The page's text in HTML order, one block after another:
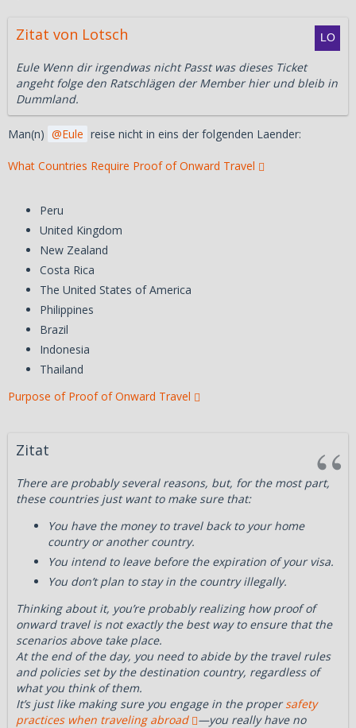
Zitat von Lotsch
Eule Wenn dir irgendwas nicht Passt was dieses Ticket
angeht folge den Ratschlägen der Member hier und bleib in
Dummland.
Man(n) Eule reise nicht in eins der folgenden Laender:
What Countries Require Proof of Onward Travel
Peru
United Kingdom
New Zealand
Costa Rica
The United States of America
Philippines
Brazil
Indonesia
Thailand
Purpose of Proof of Onward Travel
Zitat
There are probably several reasons, but, for the most part,
these countries just want to make sure that:
You have the money to travel back to your home
country or another country.
You intend to leave before the expiration of your visa.
You don’t plan to stay in the country illegally.
Thinking about it, you’re probably realizing how proof of
onward travel is not exactly the best way to ensure that the
scenarios above take place.
At the end of the day, you need to abide by the travel rules
and policies set by the destination country, regardless of
what you think of them.
It’s just like making sure you engage in the propersafety
practices when traveling abroad
—you really have no